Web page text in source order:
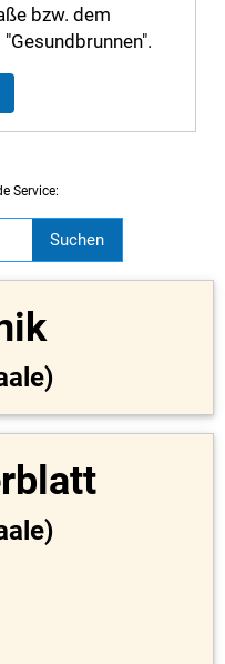
bzw. dem
Service: